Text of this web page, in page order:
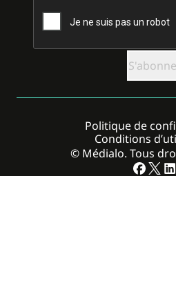
© Médialo. Tous
Politique de
Conditions